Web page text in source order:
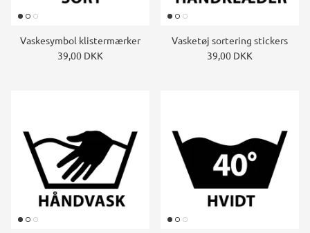
Vaskesymbol klistermærker
39,00 DKK
Vasketøj sortering stickers
39,00 DKK